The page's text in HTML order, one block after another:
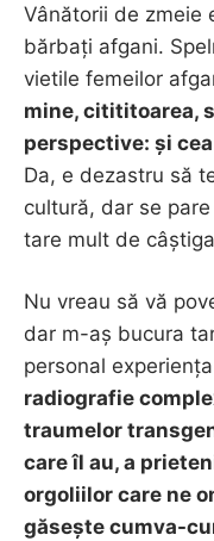
Vânătorii de zmeie
bărbați afgani.
vietile femeilor
mine, citititoarea,
perspective: și
Da, e dezastru să
cultură, dar se
tare mult de
Nu vreau să vă
dar m-aș bucura
personal
radiografie
traumelor
care îl au, a
orgoliilor care ne
găsește cumva-